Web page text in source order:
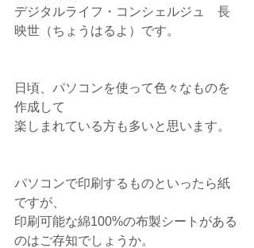
デジタルライフ・コンシェルジュ　長
映世（ちょうはるよ）です。
日頃、パソコンを使って色々なものを
作成して
楽しまれている方も多いと思います。
パソコンで印刷するものといったら紙
ですが、
印刷可能な綿100%の布製シートがある
のはご存知でしょうか。